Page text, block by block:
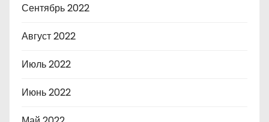
Сентябрь 2022
Август 2022
Июль 2022
Июнь 2022